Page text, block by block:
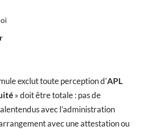
exclut toute perception d’APL
» doit être totale : pas de
avec l’administration
avec une attestation ou